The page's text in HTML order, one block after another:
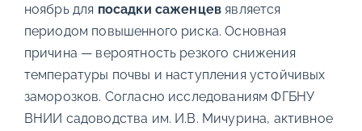
ноябрь для посадки саженцев является
периодом повышенного риска. Основная
причина — вероятность резкого снижения
температуры почвы и наступления устойчивых
заморозков. Согласно исследованиям ФГБНУ
ВНИИ садоводства им. И.В. Мичурина, активное